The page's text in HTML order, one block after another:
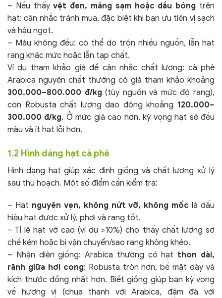
– Nếu thấyvệt đen, mảng sạm hoặc dầu bóng trên
hạt: cân nhắc tránh mua, đặc biệt khi bạn ưu tiên vị sạch
và hậu ngọt.
– Màu không đều: có thể do trộn nhiều nguồn, lẫn hạt
rang khác mức hoặc lẫn tạp chất.
Ví dụ tham khảo giá để cân nhắc chất lượng: cà phê
Arabica nguyên chất thường có giá tham khảo khoảng
300.000–800.000 đ/kg (tùy nguồn và mức độ rang),
còn Robusta chất lượng dao động khoảng 120.000–
300.000 đ/kg. Ở mức giá cao hơn, kỳ vọng hạt sẽ đều
màu và ít hạt lỗi hơn.
1.2 Hình dáng hạt cà phê
Hình dạng hạt giúp xác định giống và chất lượng xử lý
sau thu hoạch. Một số điểm cần kiểm tra:
– Hạt nguyên vẹn, không nứt vỡ, không mốc là dấu
hiệu hạt được xử lý, phơi và rang tốt.
– Tỉ lệ hạt vỡ cao (ví dụ >10%) cho thấy chất lượng sơ
chế kém hoặc bị vận chuyển/sao rang không khéo.
– Nhận diện giống: Arabica thường có hạt thon dài,
rãnh giữa hơi cong; Robusta tròn hơn, bề mặt dày và
kích thước đồng nhất hơn. Biết giống giúp bạn kỳ vọng
về hương vị (chua thanh với Arabica, đậm đà với